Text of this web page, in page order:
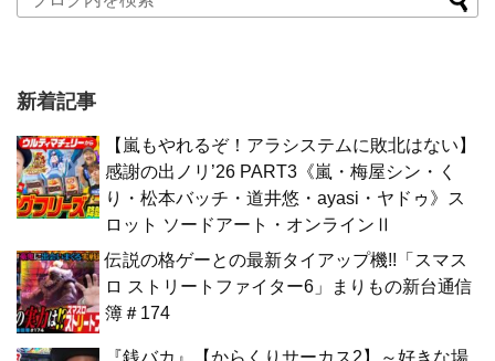
新着記事
【嵐もやれるぞ！アラシステムに敗北はない】
感謝の出ノリ’26 PART3《嵐・梅屋シン・く
り・松本バッチ・道井悠・ayasi・ヤドゥ》ス
ロット ソードアート・オンラインⅡ
伝説の格ゲーとの最新タイアップ機!!「スマス
ロ ストリートファイター6」まりもの新台通信
簿＃174